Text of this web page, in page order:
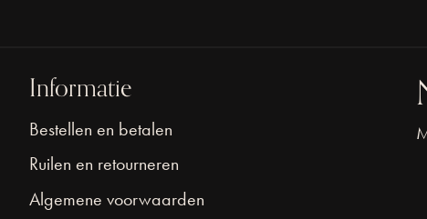
Informatie
Bestellen en betalen
Ruilen en retourneren
Algemene voorwaarden